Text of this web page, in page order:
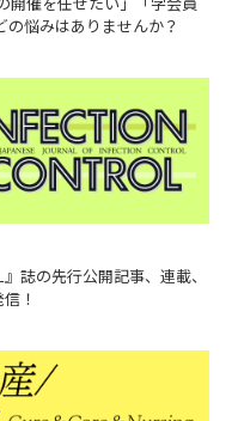
悩みはありませんか？
誌の先行公開記事、連載、
！